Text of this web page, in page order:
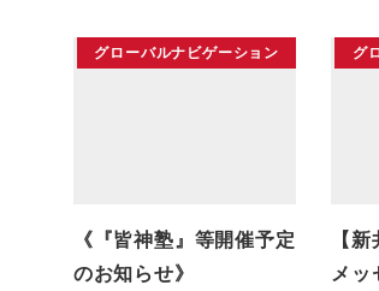
グローバルナビゲーション
《『皆神塾』等開催予定
のお知らせ》
グ
【
メッ